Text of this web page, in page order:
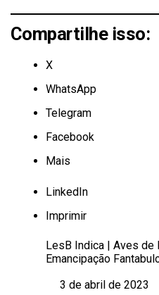
Compartilhe isso:
X
WhatsApp
Telegram
Facebook
Mais
LinkedIn
Imprimir
LesB Indica | Aves de
Emancipação
Data
3 de abril de 2023